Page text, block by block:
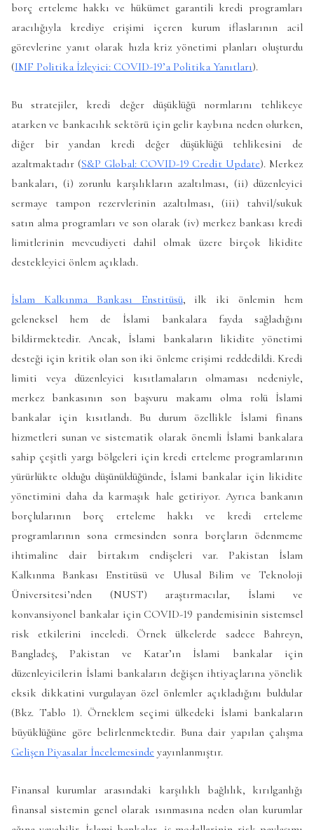
borç erteleme hakkı ve hükümet garantili kredi programları
aracılığıyla krediye erişimi içeren kurum iflaslarının acil
görevlerine yanıt olarak hızla kriz yönetimi planları oluşturdu
(IMF Politika İzleyici: COVID-19’a Politika Yanıtları).
Bu stratejiler, kredi değer düşüklüğü normlarını tehlikeye
atarken ve bankacılık sektörü için gelir kaybına neden olurken,
diğer bir yandan kredi değer düşüklüğü tehlikesini de
azaltmaktadır (S&P Global: COVID-19 Credit Update). Merkez
bankaları, (i) zorunlu karşılıkların azaltılması, (ii) düzenleyici
sermaye tampon rezervlerinin azaltılması, (iii) tahvil/sukuk
satın alma programları ve son olarak (iv) merkez bankası kredi
limitlerinin mevcudiyeti dahil olmak üzere birçok likidite
destekleyici önlem açıkladı.
İslam Kalkınma Bankası Enstitüsü, ilk iki önlemin hem
geleneksel hem de İslami bankalara fayda sağladığını
bildirmektedir. Ancak, İslami bankaların likidite yönetimi
desteği için kritik olan son iki önleme erişimi reddedildi. Kredi
limiti veya düzenleyici kısıtlamaların olmaması nedeniyle,
merkez bankasının son başvuru makamı olma rolü İslami
bankalar için kısıtlandı. Bu durum özellikle İslami finans
hizmetleri sunan ve sistematik olarak önemli İslami bankalara
sahip çeşitli yargı bölgeleri için kredi erteleme programlarının
yürürlükte olduğu düşünüldüğünde, İslami bankalar için likidite
yönetimini daha da karmaşık hale getiriyor. Ayrıca bankanın
borçlularının borç erteleme hakkı ve kredi erteleme
programlarının sona ermesinden sonra borçların ödenmeme
ihtimaline dair birtakım endişeleri var. Pakistan İslam
Kalkınma Bankası Enstitüsü ve Ulusal Bilim ve Teknoloji
Üniversitesi’nden (NUST) araştırmacılar, İslami ve
konvansiyonel bankalar için COVID-19 pandemisinin sistemsel
risk etkilerini inceledi. Örnek ülkelerde sadece Bahreyn,
Bangladeş, Pakistan ve Katar’ın İslami bankalar için
düzenleyicilerin İslami bankaların değişen ihtiyaçlarına yönelik
eksik dikkatini vurgulayan özel önlemler açıkladığını buldular
(Bkz. Tablo 1). Örneklem seçimi ülkedeki İslami bankaların
büyüklüğüne göre belirlenmektedir. Buna dair yapılan çalışma
Gelişen Piyasalar İncelemesinde yayınlanmıştır.
Finansal kurumlar arasındaki karşılıklı bağlılık, kırılganlığı
finansal sistemin genel olarak ısınmasına neden olan kurumlar